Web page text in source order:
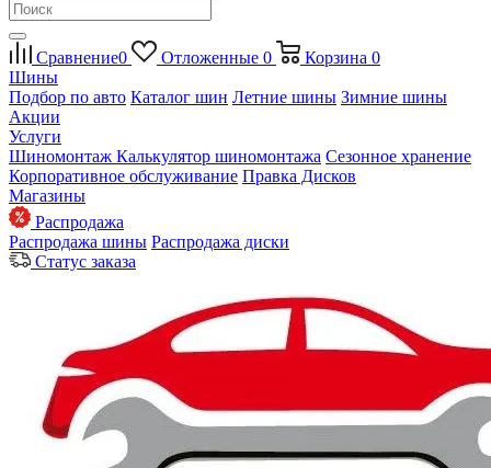
Сравнение0 Отложенные 0 Корзина 0
Шины
Подбор по авто Каталог шин Летние шины Зимние шины
Акции
Услуги
Шиномонтаж Калькулятор шиномонтажа Сезонное хранение
Корпоративное обслуживание Правка Дисков
Магазины
Распродажа
Распродажа шины Распродажа диски
Статус заказа